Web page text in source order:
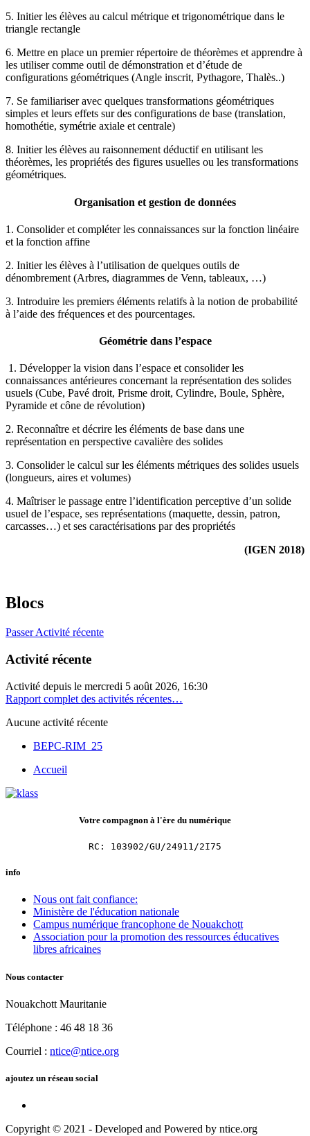
5. Initier les élèves au calcul métrique et trigonométrique dans le
triangle rectangle
6. Mettre en place un premier répertoire de théorèmes et apprendre à
les utiliser comme outil de démonstration et d’étude de
configurations géométriques (Angle inscrit, Pythagore, Thalès..)
7. Se familiariser avec quelques transformations géométriques
simples et leurs effets sur des configurations de base (translation,
homothétie, symétrie axiale et centrale)
8. Initier les élèves au raisonnement déductif en utilisant les
théorèmes, les propriétés des figures usuelles ou les transformations
géométriques.
Organisation et gestion de données
1. Consolider et compléter les connaissances sur la fonction linéaire
et la fonction affine
2. Initier les élèves à l’utilisation de quelques outils de
dénombrement (Arbres, diagrammes de Venn, tableaux, …)
3. Introduire les premiers éléments relatifs à la notion de probabilité
à l’aide des fréquences et des pourcentages.
Géométrie dans l’espace
1. Développer la vision dans l’espace et consolider les
connaissances antérieures concernant la représentation des solides
usuels (Cube, Pavé droit, Prisme droit, Cylindre, Boule, Sphère,
Pyramide et cône de révolution)
2. Reconnaître et décrire les éléments de base dans une
représentation en perspective cavalière des solides
3. Consolider le calcul sur les éléments métriques des solides usuels
(longueurs, aires et volumes)
4. Maîtriser le passage entre l’identification perceptive d’un solide
usuel de l’espace, ses représentations (maquette, dessin, patron,
carcasses…) et ses caractérisations par des propriétés
(IGEN 2018)
Blocs
Passer Activité récente
Activité récente
Activité depuis le mercredi 5 août 2026, 16:30
Rapport complet des activités récentes…
Aucune activité récente
BEPC-RIM_25
Accueil
Votre compagnon à l'ère du numérique
RC: 103902/GU/24911/2I75
info
Nous ont fait confiance:
Ministère de l'éducation nationale
Campus numérique francophone de Nouakchott
Association pour la promotion des ressources éducatives
libres africaines
Nous contacter
Nouakchott Mauritanie
Téléphone : 46 48 18 36
Courriel : ntice@ntice.org
ajoutez un réseau social
Copyright © 2021 - Developed and Powered by ntice.org